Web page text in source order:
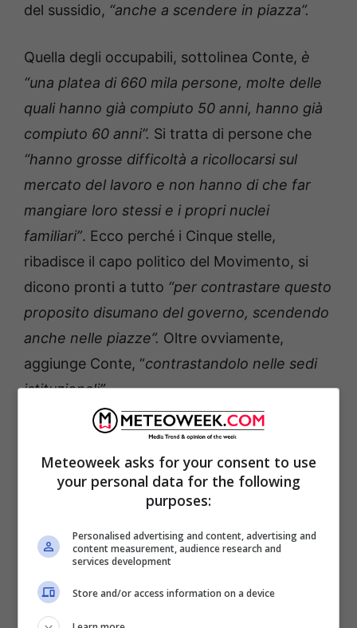
del sussidio, “anche a scendere in piazza”.
Quella degli occupabili, sottolinea Conte, è
“una platea di 660 mila persone, molte delle
quali hanno già compiuto 50 anni, hanno già
compiuto 60 anni”. Si tratta di persone che
“hanno grosse difficoltà a ricollocarsi sul
mercato del lavoro e non hanno di che far
mangiare loro stessi e i propri nuclei
familiari”. Ecco perché i Cinque stelle,
ribadisce il capo politico del Movimento, si
dicono pronti a tutto “per contrastare questo
proposito disumano del governo, scendendo
anche nelle piazze”. Oltre ovviamente,
aggiunge Conte, “contrastandolo nelle sedi
istituzionali”.
Meteoweek asks for your consent to use
your personal data for the following
purposes:
Personalised advertising and content, advertising and
content measurement, audience research and
services development
Store and/or access information on a device